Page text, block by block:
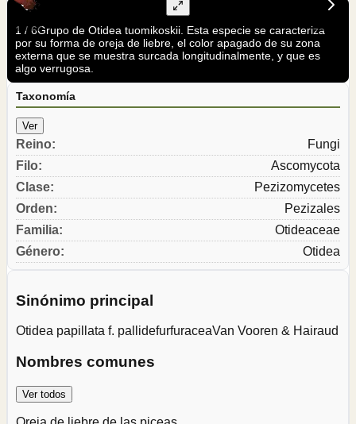
1 / 6Grupo de Otidea tuomikoskii. Esta especie se caracteriza
por su forma de oreja de liebre, el color apagado de su zona
externa que se muestra surcada longitudinalmente, y que es
algo verrugosa.
Taxonomía
Ver
Reino:
Fungi
Filo:
Ascomycota
Clase:
Pezizomycetes
Orden:
Pezizales
Familia:
Otideaceae
Género: Otidea
Sinónimo principal
Otidea papillata f. pallidefurfuraceaVan Vooren & Hairaud
Nombres comunes
Ver todos